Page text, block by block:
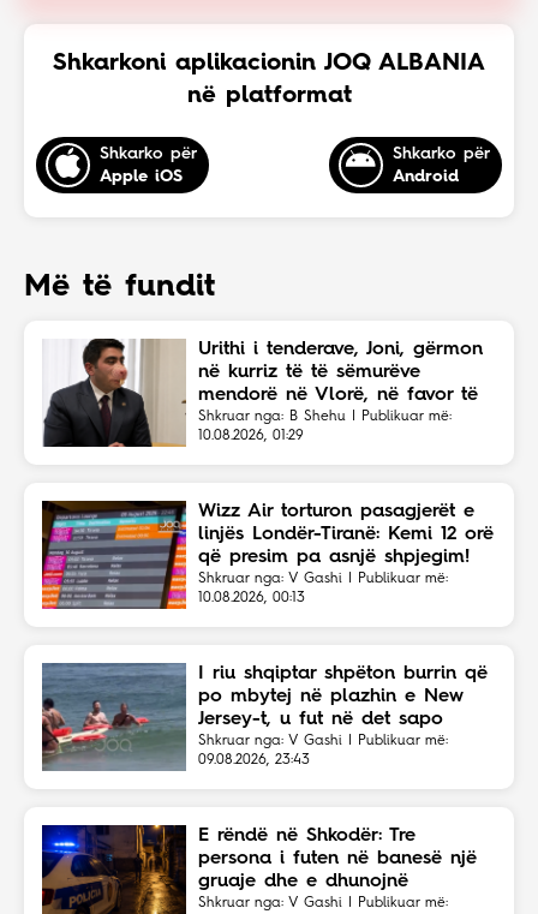
Shkarkoni aplikacionin JOQ ALBANIA
në platformat
Shkarko për
Apple iOS
Shkarko për
Android
Më të fundit
Urithi i tenderave, Joni, gërmon
në kurriz të të sëmurëve
mendorë në Vlorë, në favor të
Eriola Likajt të “Clean Fast”.
Shkruar nga: B Shehu | Publikuar më:
10.08.2026, 01:29
Wizz Air torturon pasagjerët e
linjës Londër-Tiranë: Kemi 12 orë
që presim pa asnjë shpjegim!
Shkruar nga: V Gashi | Publikuar më:
10.08.2026, 00:13
I riu shqiptar shpëton burrin që
po mbytej në plazhin e New
Jersey-t, u fut në det sapo
dëgjoi thirrjet për ndihmë
Shkruar nga: V Gashi | Publikuar më:
09.08.2026, 23:43
E rëndë në Shkodër: Tre
persona i futen në banesë një
gruaje dhe e dhunojnë
Shkruar nga: V Gashi | Publikuar më: